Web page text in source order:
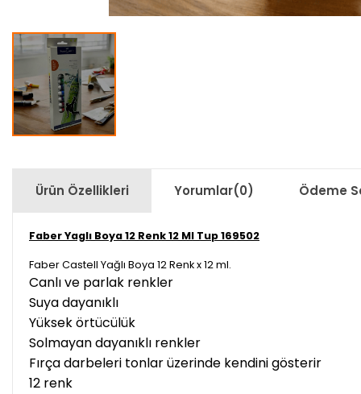
Ürün Özellikleri Yorumlar(0) Ödeme
Faber Yaglı Boya 12 Renk 12 Ml Tup 169502
Faber Castell Yağlı Boya 12 Renk x 12 ml.
Canlı ve parlak renkler
Suya dayanıklı
Yüksek örtücülük
Solmayan dayanıklı renkler
Fırça darbeleri tonlar üzerinde kendini gösterir
12 renk